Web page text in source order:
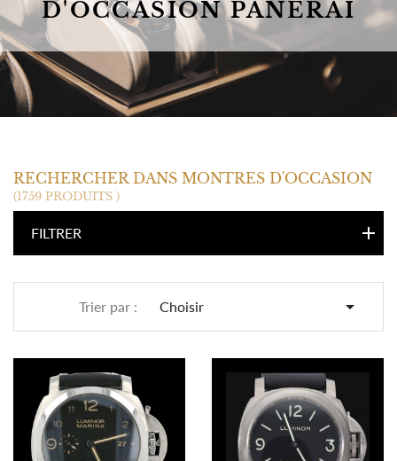
D'OCCASION PANERAI
PANERAI
RECHERCHER DANS MONTRES D'OCCASION
(1759 PRODUITS )
FILTRER
Trier par : Choisir 